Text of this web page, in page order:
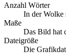
Anzahl Wörter
In der Wolke
Maße
Das Bild hat
Dateigröße
Die